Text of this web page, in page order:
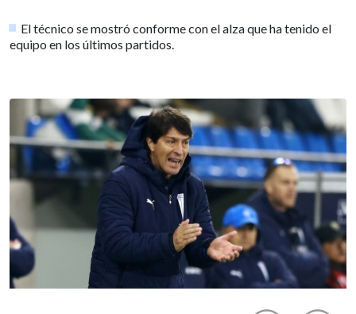
El técnico se mostró conforme con el alza que ha tenido el
equipo en los últimos partidos.